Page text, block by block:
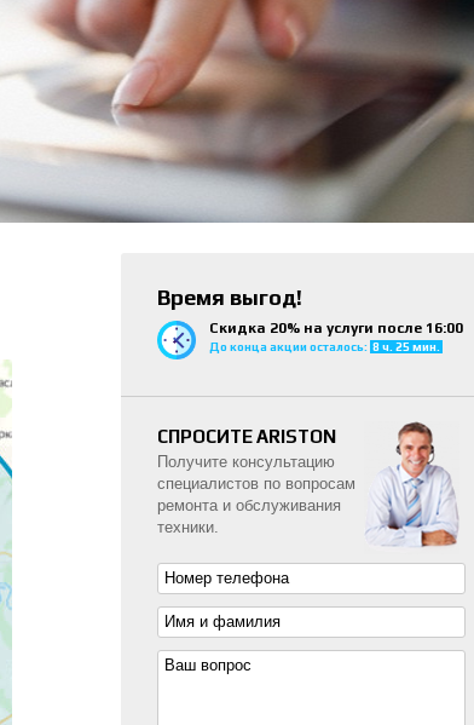
Время выгод!
Скидка 20% на услуги после 16:00
До конца акции осталось: 8 ч. 25 мин.
СПРОСИТЕ ARISTON
Получите консультацию
специалистов по вопросам
ремонта и обслуживания
техники.